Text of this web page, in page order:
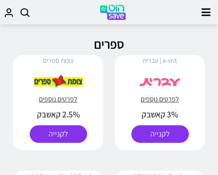
ספרים
e-vrit | עברית
לפרטים נוספים
3% קאשבק
לקנייה
צומת ספרים
לפרטים נוספים
2.5% קאשבק
לקנייה